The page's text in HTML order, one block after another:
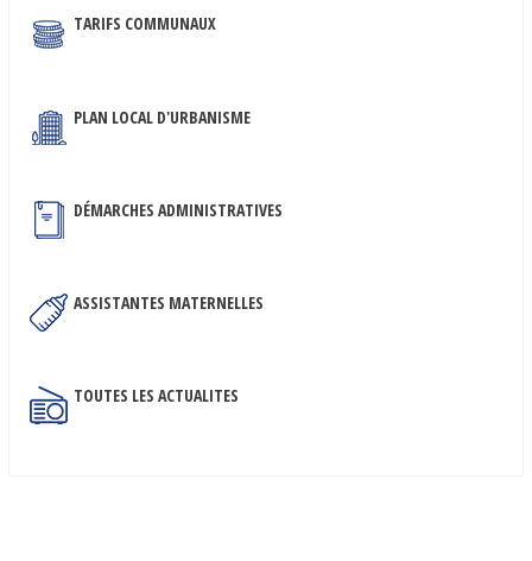
TARIFS COMMUNAUX
PLAN LOCAL D'URBANISME
DÉMARCHES ADMINISTRATIVES
ASSISTANTES MATERNELLES
TOUTES LES ACTUALITES